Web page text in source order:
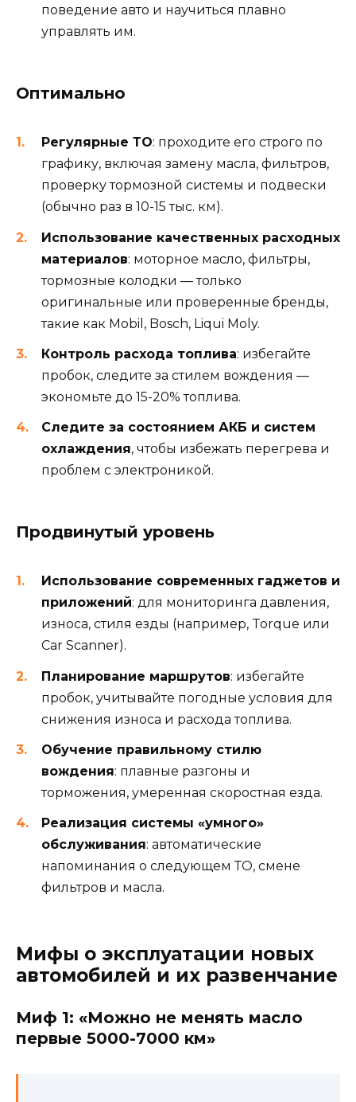
поведение авто и научиться плавно
управлять им.
Оптимально
Регулярные ТО: проходите его строго по
графику, включая замену масла, фильтров,
проверку тормозной системы и подвески
(обычно раз в 10-15 тыс. км).
Использование качественных расходных
материалов: моторное масло, фильтры,
тормозные колодки — только
оригинальные или проверенные бренды,
такие как Mobil, Bosch, Liqui Moly.
Контроль расхода топлива: избегайте
пробок, следите за стилем вождения —
экономьте до 15-20% топлива.
Следите за состоянием АКБ и систем
охлаждения, чтобы избежать перегрева и
проблем с электроникой.
Продвинутый уровень
Использование современных гаджетов и
приложений: для мониторинга давления,
износа, стиля езды (например, Torque или
Car Scanner).
Планирование маршрутов: избегайте
пробок, учитывайте погодные условия для
снижения износа и расхода топлива.
Обучение правильному стилю
вождения: плавные разгоны и
торможения, умеренная скоростная езда.
Реализация системы «умного»
обслуживания: автоматические
напоминания о следующем ТО, смене
фильтров и масла.
Мифы о эксплуатации новых
автомобилей и их развенчание
Миф 1: «Можно не менять масло
первые 5000-7000 км»